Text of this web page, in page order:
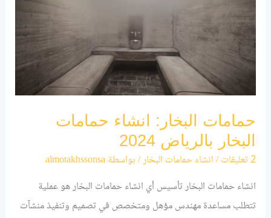
حمامات البخار: انشاء حمامات
البخار بالرياض 2024
2 تعليقات /انشاء حمامات البخار/ بواسطةalmotakhssonsa
انشاء حمامات البخار تأسيس أي انشاء حمامات البخار هو عملية
تتطلب مساعدة مهندس مؤهل ومتخصص في تصميم وتنفيذ منشآت
البخار
بالرياض
2024